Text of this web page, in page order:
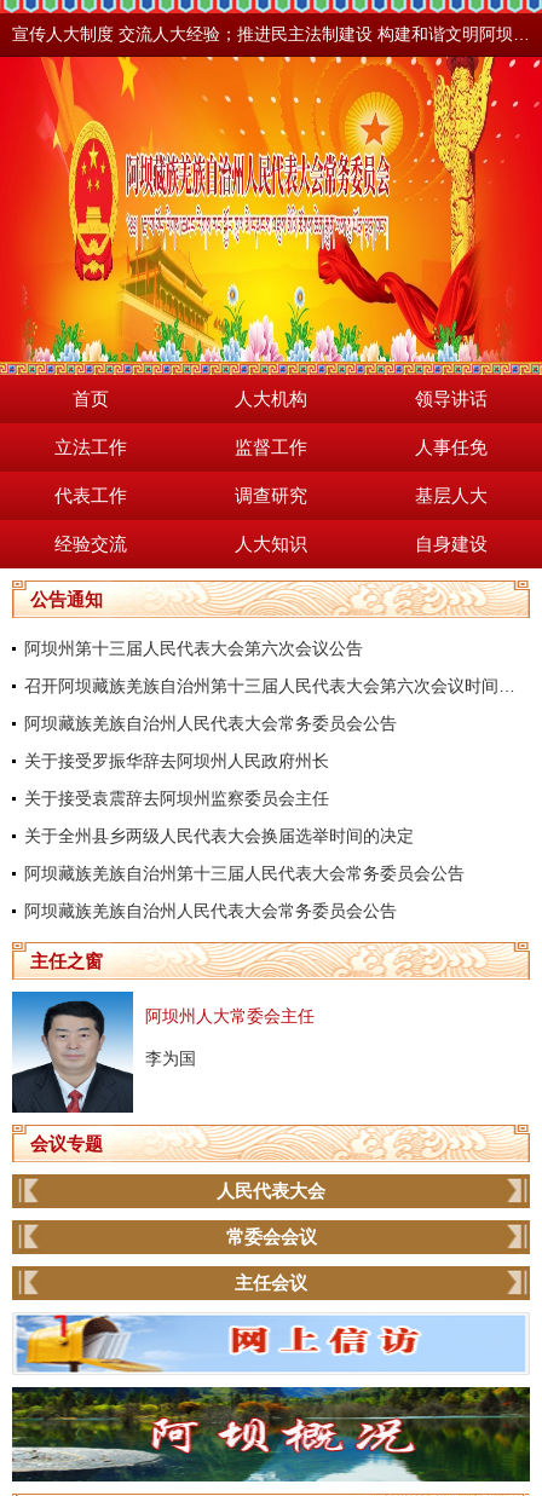
首页 人大机构 领导讲话
立法工作 监督工作 人事任免
代表工作 调查研究 基层人大
经验交流 人大知识 自身建设
公告通知
阿坝州第十三届人民代表大会第六次会议公告
阿坝藏族羌族自治州人民代表大会常务委员会公告
关于接受罗振华辞去阿坝州人民政府州长
关于接受袁震辞去阿坝州监察委员会主任
关于全州县乡两级人民代表大会换届选举时间的决定
阿坝藏族羌族自治州第十三届人民代表大会常务委员会公告
阿坝藏族羌族自治州人民代表大会常务委员会公告
主任之窗
阿坝州人大常委会主任
李为国
会议专题
人民代表大会
常委会会议
主任会议